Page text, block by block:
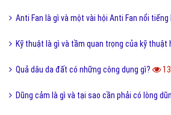
Anti Fan là gì và một vài hội Anti Fan nổi tiếng
Kỹ thuật là gì và tầm quan trọng của kỹ thuật
Quả dâu da đất có những công dụng gì?
Dũng cảm là gì và tại sao cần phải có lòng